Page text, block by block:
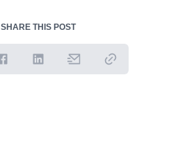
SHARE THIS POST